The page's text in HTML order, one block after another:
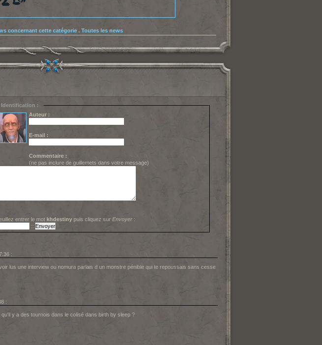
concernant cette catégorie. Toutes les news
Identification :
Auteur :
E-mail :
Commentaire :
(ne pas inclure de guillemets dans votre message)
entrer le mot khdestinypuis cliquez sur Envoyer:
::
:
lus une interview ou nomura parlais d un monstre pénible qui te repoussais sans cesse
:
y a des tournois dans le colisé dans birth by sleep ?